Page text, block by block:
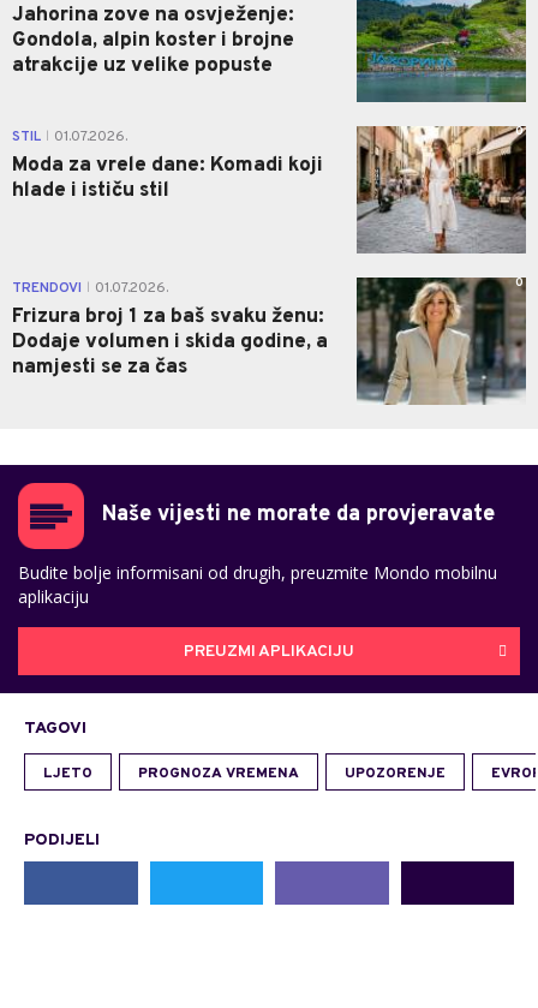
Jahorina zove na osvježenje:
Gondola, alpin koster i brojne
atrakcije uz velike popuste
STIL 01.07.2026.
Moda za vrele dane: Komadi koji
hlade i ističu stil
0
TRENDOVI 01.07.2026.
Frizura broj 1 za baš svaku ženu:
Dodaje volumen i skida godine, a
namjesti se za čas
0
Naše vijesti ne morate da provjeravate
Budite bolje informisani od drugih, preuzmite Mondo mobilnu
aplikaciju
PREUZMI APLIKACIJU
TAGOVI
LJETO PROGNOZA VREMENA UPOZORENJE
PODIJELI